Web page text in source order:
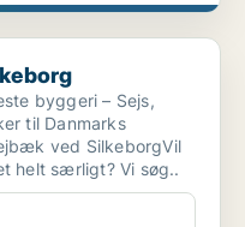
byggeri – Sejs,
til Danmarks
ved SilkeborgVil
helt særligt? Vi søg..